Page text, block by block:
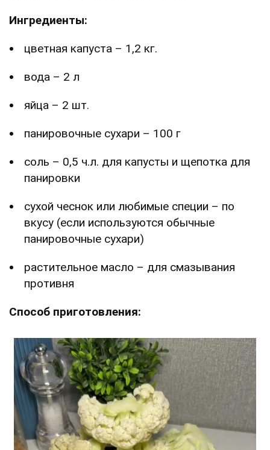
Ингредиенты:
цветная капуста – 1,2 кг.
вода – 2 л
яйца – 2 шт.
панировочные сухари – 100 г
соль – 0,5 ч.л. для капусты и щепотка для
панировки
сухой чеснок или любимые специи – по
вкусу (если используются обычные
панировочные сухари)
растительное масло – для смазывания
противня
Способ приготовления: